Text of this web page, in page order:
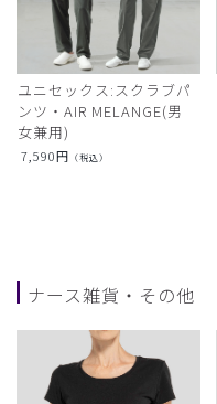
ユニセックス:スクラブパ
ンツ・AIR MELANGE(男
女兼用)
7,590円 （税込）
ナース雑貨・その他